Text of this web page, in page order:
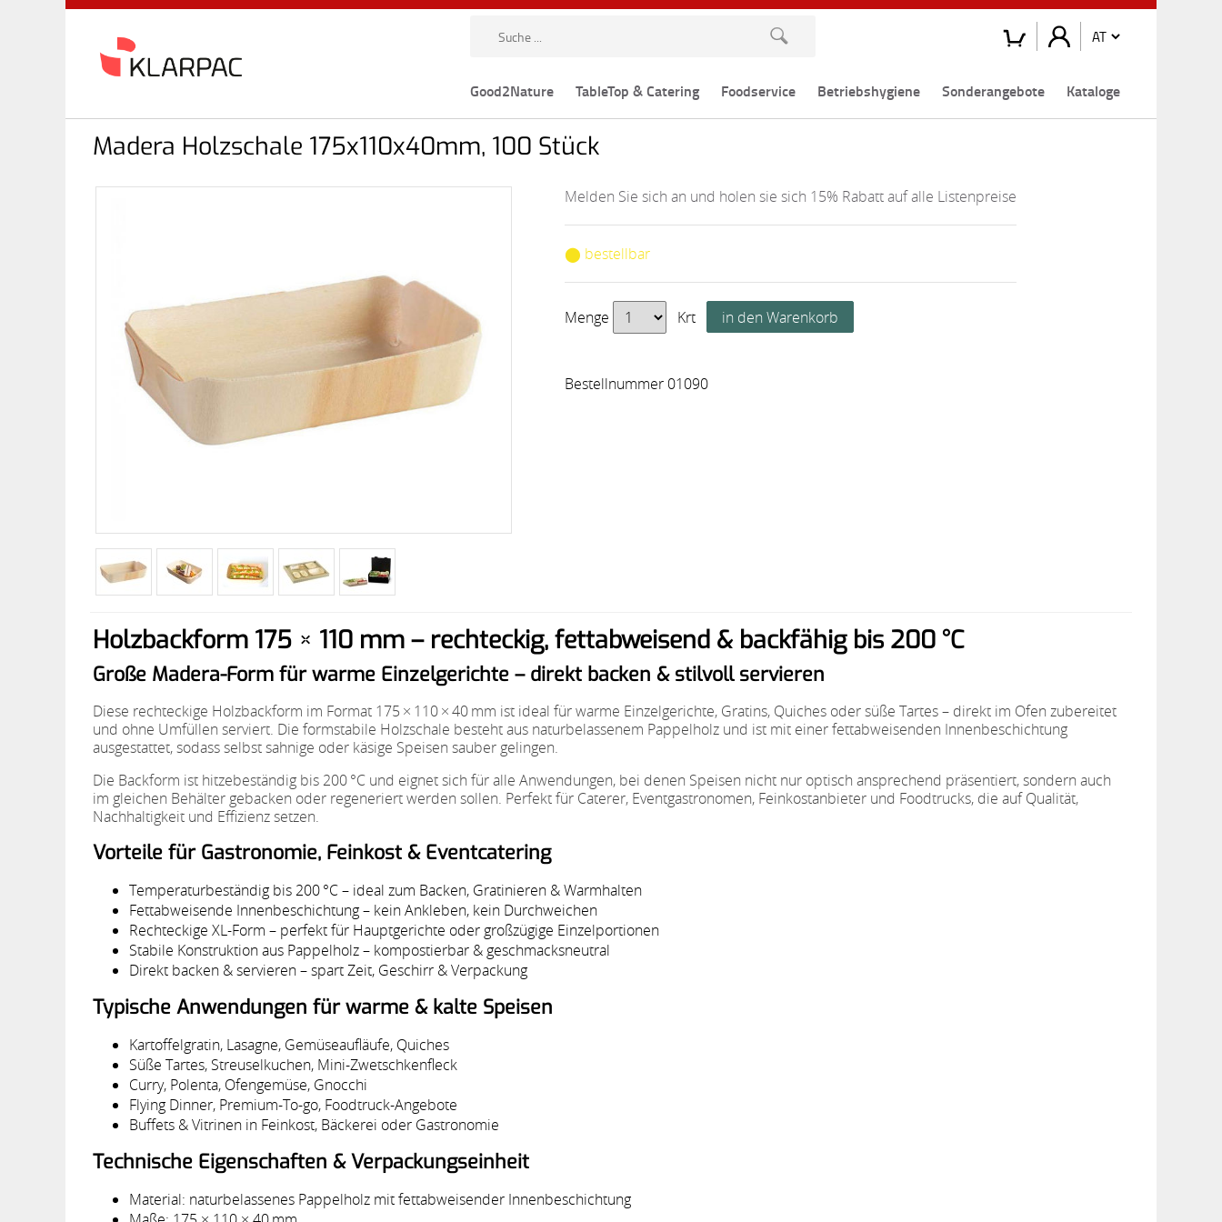
Good2Nature TableTop & Catering Foodservice Betriebshygiene Sonderangebote Kataloge
Madera Holzschale 175x110x40mm, 100 Stück
Melden Sie sich an und holen sie sich 15% Rabatt auf alle Listenpreise
⬤ bestellbar
Menge Krt
Bestellnummer 01090
Holzbackform 175 × 110 mm – rechteckig, fettabweisend & backfähig bis 200 °C
Große Madera-Form für warme Einzelgerichte – direkt backen & stilvoll servieren
Diese rechteckige Holzbackform im Format 175 × 110 × 40 mm ist ideal für warme Einzelgerichte, Gratins, Quiches oder süße Tartes – direkt im Ofen zubereitet
und ohne Umfüllen serviert. Die formstabile Holzschale besteht aus naturbelassenem Pappelholz und ist mit einer fettabweisenden Innenbeschichtung
ausgestattet, sodass selbst sahnige oder käsige Speisen sauber gelingen.
Die Backform ist hitzebeständig bis 200 °C und eignet sich für alle Anwendungen, bei denen Speisen nicht nur optisch ansprechend präsentiert, sondern auch
im gleichen Behälter gebacken oder regeneriert werden sollen. Perfekt für Caterer, Eventgastronomen, Feinkostanbieter und Foodtrucks, die auf Qualität,
Nachhaltigkeit und Effizienz setzen.
Vorteile für Gastronomie, Feinkost & Eventcatering
Temperaturbeständig bis 200 °C – ideal zum Backen, Gratinieren & Warmhalten
Fettabweisende Innenbeschichtung – kein Ankleben, kein Durchweichen
Rechteckige XL-Form – perfekt für Hauptgerichte oder großzügige Einzelportionen
Stabile Konstruktion aus Pappelholz – kompostierbar & geschmacksneutral
Direkt backen & servieren – spart Zeit, Geschirr & Verpackung
Typische Anwendungen für warme & kalte Speisen
Kartoffelgratin, Lasagne, Gemüseaufläufe, Quiches
Süße Tartes, Streuselkuchen, Mini-Zwetschkenfleck
Curry, Polenta, Ofengemüse, Gnocchi
Flying Dinner, Premium-To-go, Foodtruck-Angebote
Buffets & Vitrinen in Feinkost, Bäckerei oder Gastronomie
Technische Eigenschaften & Verpackungseinheit
Material: naturbelassenes Pappelholz mit fettabweisender Innenbeschichtung